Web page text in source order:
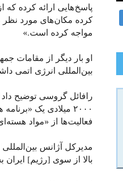
پاسخ‌هایی ارائه کرده
کرده مکان‌های مورد نظر
مواجه کرده است.»
او بار دیگر از مقامات
بین‌المللی انرژی اتمی
رافائل گروسی توضیح داد
۲۰۰۰ میلادی یک
فعالیت‌ها از «مواد
مدیرکل آژانس
بالا از سوی [رژیم] ایران